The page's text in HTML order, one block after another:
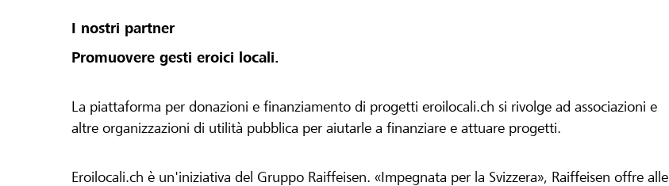
I nostri partner
Promuovere gesti eroici locali.
La piattaforma per donazioni e finanziamento di progetti eroilocali.ch si rivolge ad associazioni e
altre organizzazioni di utilità pubblica per aiutarle a finanziare e attuare progetti.
Eroilocali.ch è un'iniziativa del Gruppo Raiffeisen. «Impegnata per la Svizzera», Raiffeisen offre alle